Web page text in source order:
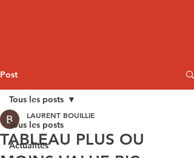
Post
Tous les posts
Actualités
Tous les posts
TABLEAU PLUS OU
LAURENT BOUILLIE